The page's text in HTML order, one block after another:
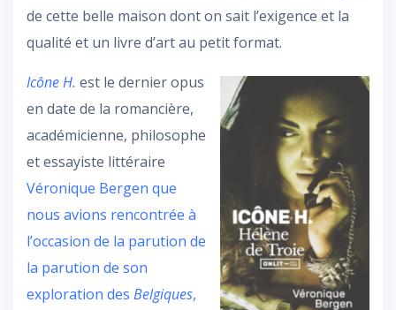
de cette belle maison dont on sait l’exigence et la
qualité et un livre d’art au petit format.
Icône H. est le dernier opus
en date de la romancière,
académicienne, philosophe
et essayiste littéraire
Véronique Bergen que
nous avions rencontrée à
l’occasion de la parution de
la parution de son
exploration des Belgiques,